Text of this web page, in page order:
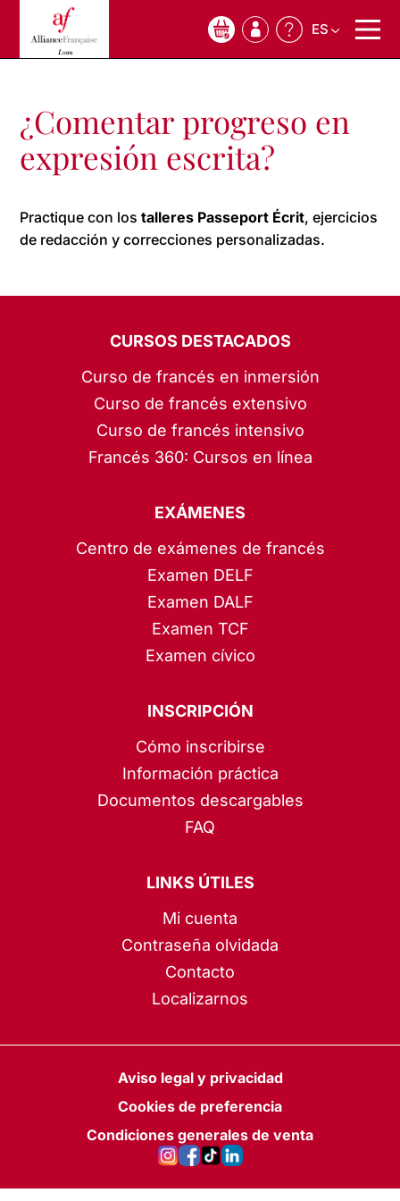
0 ES
¿Comentar progreso en
expresión escrita?
Practique con los talleres Passeport Écrit, ejercicios
de redacción y correcciones personalizadas.
CURSOS DESTACADOS
Curso de francés en inmersión
Curso de francés extensivo
Curso de francés intensivo
Francés 360: Cursos en línea
EXÁMENES
Centro de exámenes de francés
Examen DELF
Examen DALF
Examen TCF
Examen cívico
INSCRIPCIÓN
Cómo inscribirse
Información práctica
Documentos descargables
FAQ
LINKS ÚTILES
Mi cuenta
Contraseña olvidada
Contacto
Localizarnos
Aviso legal y privacidad
Cookies de preferencia
Condiciones generales de venta